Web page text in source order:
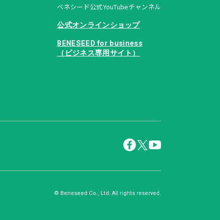
ベネシード公式YouTubeチャンネル
公式オンラインショップ
BENESEED for business
（ビジネス専用サイト）
© Beneseed Co., Ltd. All rights reserved.